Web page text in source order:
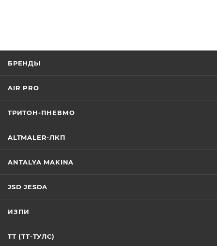
БРЕНДЫ
AIR PRO
ТРИТОН-ПНЕВМО
ALTMALER-ЛКП
ANTALYA MAKINA
JSD JESDA
ИЗПИ
ТТ (ТТ-ТУЛС)